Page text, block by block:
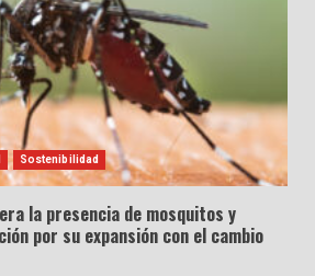
Sostenibilidad
la presencia de mosquitos y
por su expansión con el cambio